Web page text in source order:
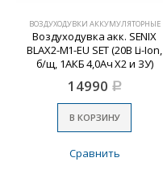
ВОЗДУХОДУВКИ АККУМУЛЯТОРНЫЕ
Воздуходувка акк. SENIX
BLAX2-M1-EU SET (20В Li-Ion,
б/щ, 1АКБ 4,0Ач X2 и ЗУ)
14990 Р
В КОРЗИНУ
Сравнить